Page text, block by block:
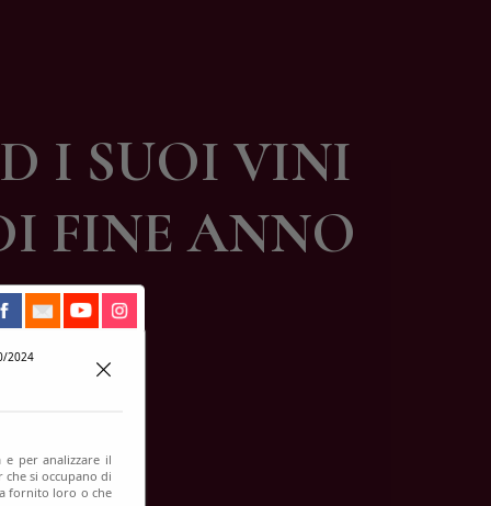
I SUOI VINI
FINE ANNO
2024
per analizzare il
si occupano di
fornito loro o che